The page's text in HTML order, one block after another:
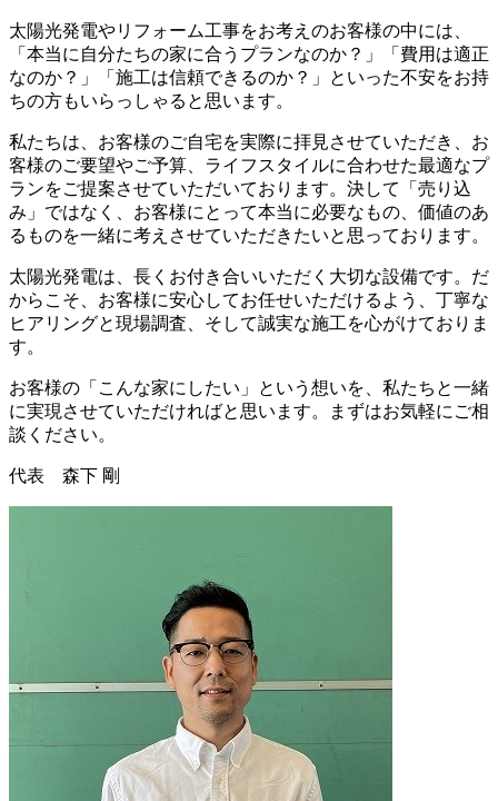
太陽光発電やリフォーム工事をお考えのお客様の中には、
「本当に自分たちの家に合うプランなのか？」「費用は適正
なのか？」「施工は信頼できるのか？」といった不安をお持
ちの方もいらっしゃると思います。
私たちは、お客様のご自宅を実際に拝見させていただき、お
客様のご要望やご予算、ライフスタイルに合わせた最適なプ
ランをご提案させていただいております。決して「売り込
み」ではなく、お客様にとって本当に必要なもの、価値のあ
るものを一緒に考えさせていただきたいと思っております。
太陽光発電は、長くお付き合いいただく大切な設備です。だ
からこそ、お客様に安心してお任せいただけるよう、丁寧な
ヒアリングと現場調査、そして誠実な施工を心がけておりま
す。
お客様の「こんな家にしたい」という想いを、私たちと一緒
に実現させていただければと思います。まずはお気軽にご相
談ください。
代表 森下 剛